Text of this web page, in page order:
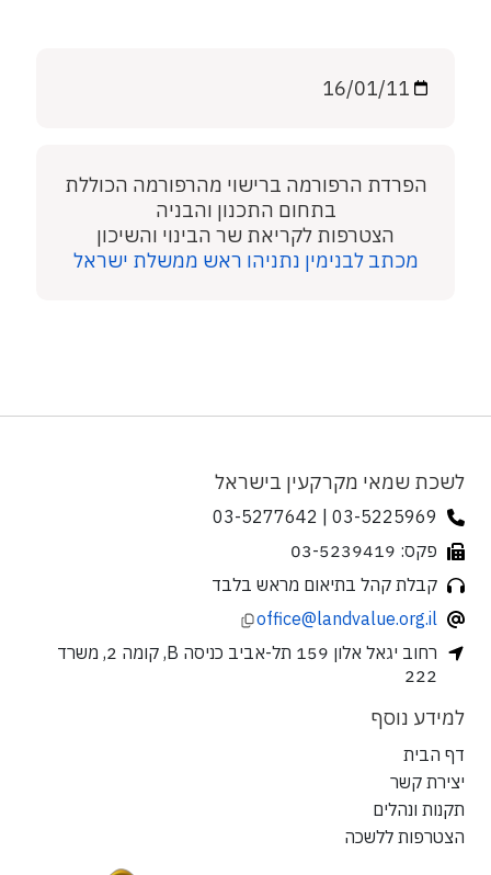
הפרדת הרפורמה ברישוי מהרפורמה הכוללת
בתחום התכנון והבניה
הצטרפות לקריאת שר הבינוי והשיכון
מכתב לבנימין נתניהו ראש ממשלת ישראל
לשכת שמאי מקרקעין בישראל
03-5225969 | 03-5277642
פקס: 03-5239419
קבלת קהל בתיאום מראש בלבד
office@landvalue.org.il
רחוב יגאל אלון 159 תל-אביב כניסה B, קומה 2, משרד
222
למידע נוסף
דף הבית
יצירת קשר
תקנות ונהלים
הצטרפות ללשכה